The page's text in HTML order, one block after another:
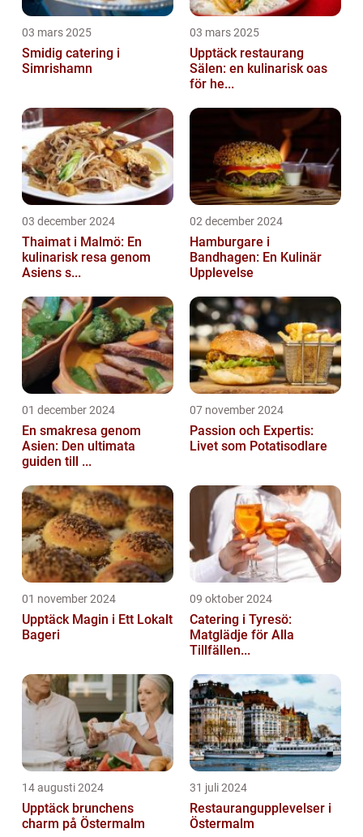
03 mars 2025
Smidig catering i
Simrishamn
03 mars 2025
Upptäck restaurang
Sälen: en kulinarisk oas
för he...
03 december 2024
Thaimat i Malmö: En
kulinarisk resa genom
Asiens s...
02 december 2024
Hamburgare i
Bandhagen: En Kulinär
Upplevelse
01 december 2024
En smakresa genom
Asien: Den ultimata
guiden till ...
07 november 2024
Passion och Expertis:
Livet som Potatisodlare
01 november 2024
Upptäck Magin i Ett Lokalt
Bageri
09 oktober 2024
Catering i Tyresö:
Matglädje för Alla
Tillfällen...
14 augusti 2024
Upptäck brunchens
charm på Östermalm
31 juli 2024
Restaurangupplevelser i
Östermalm